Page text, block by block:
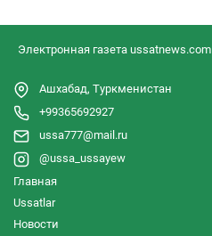
Электронная газета
Ашхабад, Туркменистан
+99365692927
ussa777@mail.ru
@ussa_ussayew
Главная
Ussatlar
Новости